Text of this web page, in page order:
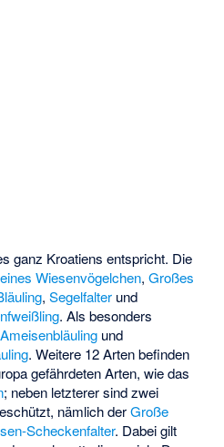
ganz Kroatiens entspricht. Die
Wiesenvögelchen,Großes
,Segelfalter und
. Als besonders
und
. Weitere 12 Arten befinden
gefährdeten Arten, wie das
; neben letzterer sind zwei
nämlich derGroße
Scheckenfalter. Dabei gilt